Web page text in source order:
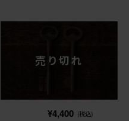
売り切れ
¥4,400 (税込)